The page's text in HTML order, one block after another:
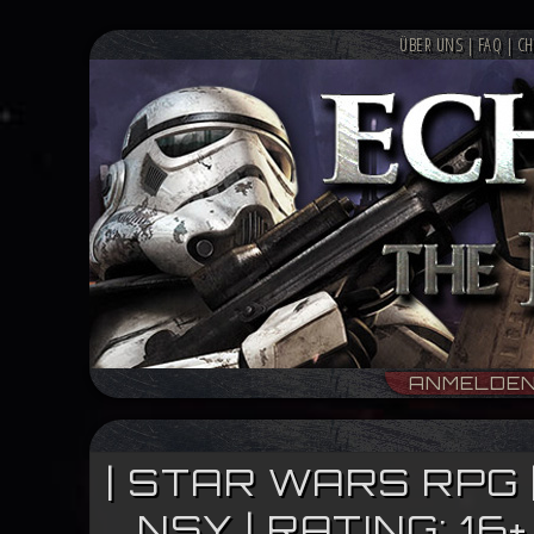
ÜBER UNS| FAQ|
| STAR WARS